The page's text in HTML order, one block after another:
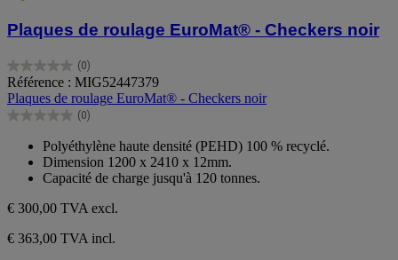
Plaques de roulage EuroMat® - Checkers noir
(0)
0.0
sur
5
étoiles.
Référence : MIG52447379
Plaques de roulage EuroMat® - Checkers noir
(0)
0.0
étoiles.
Polyéthylène haute densité (PEHD) 100 % recyclé.
Dimension 1200 x 2410 x 12mm.
Capacité de charge jusqu'à 120 tonnes.
€ 300,00 TVA excl.
€ 363,00 TVA incl.